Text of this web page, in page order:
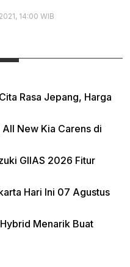
14:00 WIB
Rasa Jepang, Harga
New Kia Carens di
GIIAS 2026 Fitur
Hari Ini 07 Agustus
Menarik Buat